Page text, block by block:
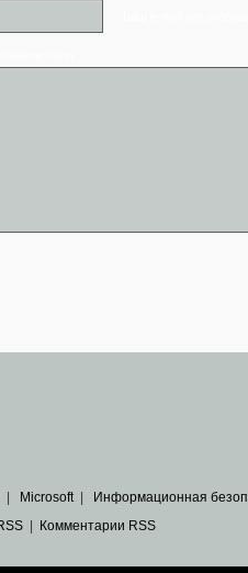
Microsoft| Информационная
| Комментарии RSS